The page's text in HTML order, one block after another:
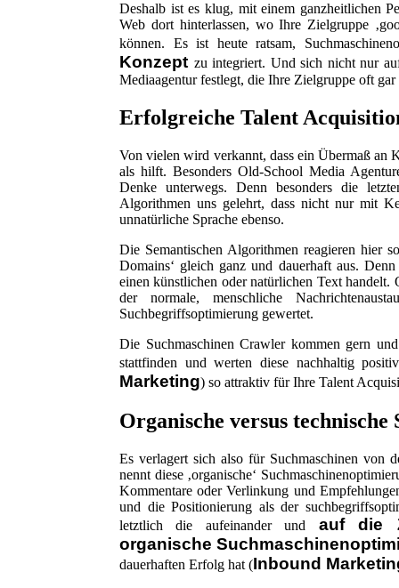
Deshalb ist es klug, mit einem ganzheitlichen
Web dort hinterlassen, wo Ihre Zielgruppe
können. Es ist heute ratsam,
Konzept zu integriert. Und sich nicht nur
Mediaagentur festlegt, die Ihre Zielgruppe oft
Erfolgreiche Talent
Von vielen wird verkannt, dass ein Übermaß an
als hilft. Besonders Old-School Media
Denke unterwegs. Denn besonders die
Algorithmen uns gelehrt, dass nicht nur mit
unnatürliche Sprache ebenso.
Die Semantischen Algorithmen reagieren hier
Domains‘ gleich ganz und dauerhaft aus.
einen künstlichen oder natürlichen Text
der normale, menschliche
Suchbegriffsoptimierung gewertet.
Die Suchmaschinen Crawler kommen gern
stattfinden und werten diese nachhaltig
Marketing) so attraktiv für Ihre Talent
Organische versus
Es verlagert sich also für Suchmaschinen von
nennt diese ‚organische‘
Kommentare oder Verlinkung und
und die Positionierung als der
letztlich die aufeinander und auf die
organische
dauerhaften Erfolg hat (Inbound